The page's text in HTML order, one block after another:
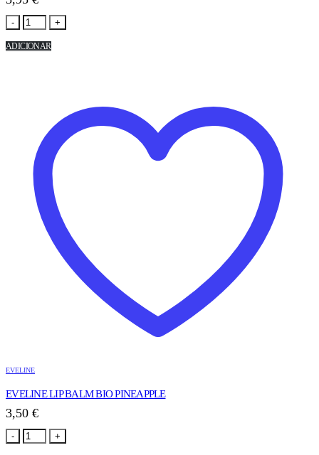
- +
ADICIONAR
EVELINE
EVELINE LIP BALM BIO PINEAPPLE
3,50 €
- +